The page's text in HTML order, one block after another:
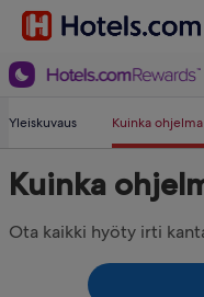
Yleiskuvaus Kuinka
Kuinka
Ota kaikki hyöty irti